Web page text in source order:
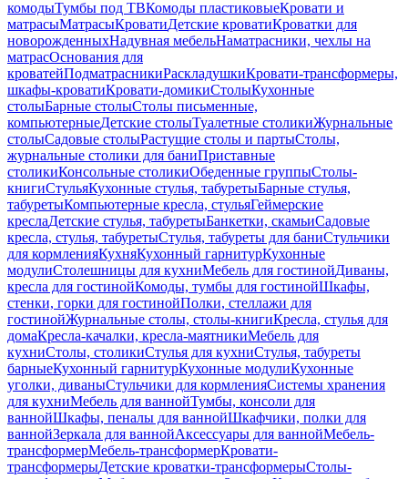
комодыТумбы под ТВКомоды пластиковыеКровати и
матрасыМатрасыКроватиДетские кроватиКроватки для
новорожденныхНадувная мебельНаматрасники, чехлы на
матрасОснования для
кроватейПодматрасникиРаскладушкиКровати-трансформеры,
шкафы-кроватиКровати-домикиСтолыКухонные
столыБарные столыСтолы письменные,
компьютерныеДетские столыТуалетные столикиЖурнальные
столыСадовые столыРастущие столы и партыСтолы,
журнальные столики для баниПриставные
столикиКонсольные столикиОбеденные группыСтолы-
книгиСтульяКухонные стулья, табуретыБарные стулья,
табуретыКомпьютерные кресла, стульяГеймерские
креслаДетские стулья, табуретыБанкетки, скамьиСадовые
кресла, стулья, табуретыСтулья, табуреты для баниСтульчики
для кормленияКухняКухонный гарнитурКухонные
модулиСтолешницы для кухниМебель для гостинойДиваны,
кресла для гостинойКомоды, тумбы для гостинойШкафы,
стенки, горки для гостинойПолки, стеллажи для
гостинойЖурнальные столы, столы-книгиКресла, стулья для
домаКресла-качалки, кресла-маятникиМебель для
кухниСтолы, столикиСтулья для кухниСтулья, табуреты
барныеКухонный гарнитурКухонные модулиКухонные
уголки, диваныСтульчики для кормленияСистемы хранения
для кухниМебель для ваннойТумбы, консоли для
ваннойШкафы, пеналы для ваннойШкафчики, полки для
ваннойЗеркала для ваннойАксессуары для ваннойМебель-
трансформерМебель-трансформерКровати-
трансформерыДетские кроватки-трансформерыСтолы-